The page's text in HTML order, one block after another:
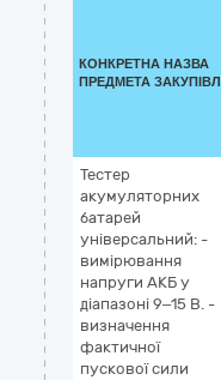
КОНКРЕТНА НАЗВА
ПРЕДМЕТА
Тестер
акумуляторних
батарей
універсальний: -
вимірювання
напруги АКБ у
діапазоні 9–15 В. -
визначення
фактичної
пускової сили